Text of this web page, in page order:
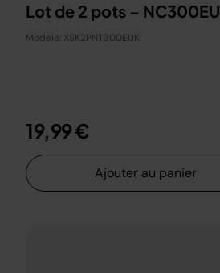
Lot de 2 pots – NC300EU
Modèle: XSK2PNT300EUK
19,99 €
Ajouter au panier